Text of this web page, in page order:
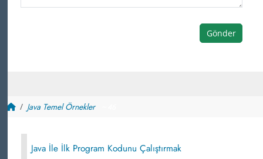
Gönder
Java Temel Örnekler
Java İle İlk Program Kodunu Çalıştırmak